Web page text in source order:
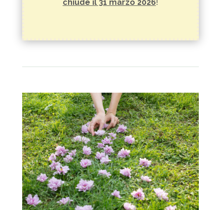
chiude il 31 marzo 2026!